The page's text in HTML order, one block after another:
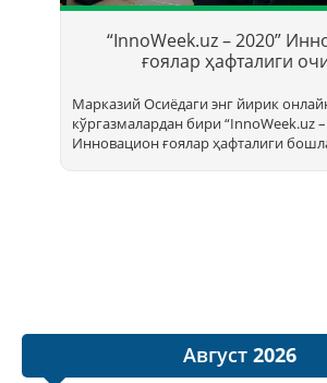
“InnoWeek.uz – 2020”
ғоялар ҳафталиги
Марказий Осиёдаги энг йирик
кўргазмалардан бири “InnoWееk.uz –
Инновацион ғоялар ҳафталиги
Август